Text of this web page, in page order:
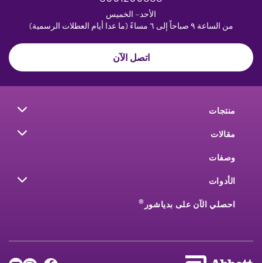
الأحد– الخميس
من الساعة ٩ صباحاً إلى ٦ مساءً (ما عدا أيام العطلات الرسمية)
اتصل الآن
منتجات
مقالات
وصفات
الأدوات
احصلي الآن على بدياشور ®